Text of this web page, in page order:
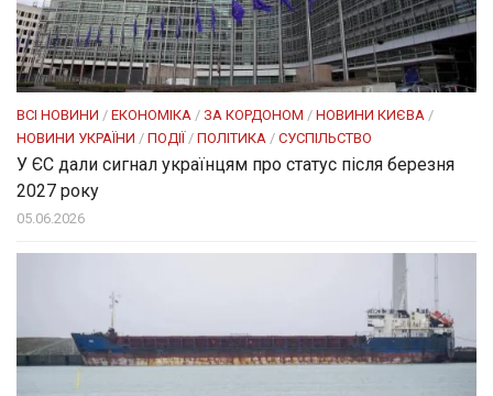
ВСІ НОВИНИ / ЕКОНОМІКА / ЗА КОРДОНОМ / НОВИНИ КИЄВА /
НОВИНИ УКРАЇНИ / ПОДІЇ/ ПОЛІТИКА / СУСПІЛЬСТВО
У ЄС дали сигнал українцям про статус після березня
2027 року
05.06.2026